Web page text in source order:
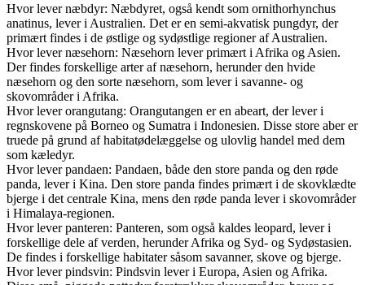
Hvor lever næbdyr: Næbdyret, også kendt som ornithorhynchus
anatinus, lever i Australien. Det er en semi-akvatisk pungdyr, der
primært findes i de østlige og sydøstlige regioner af Australien.
Hvor lever næsehorn: Næsehorn lever primært i Afrika og Asien.
Der findes forskellige arter af næsehorn, herunder den hvide
næsehorn og den sorte næsehorn, som lever i savanne- og
skovområder i Afrika.
Hvor lever orangutang: Orangutangen er en abeart, der lever i
regnskovene på Borneo og Sumatra i Indonesien. Disse store aber er
truede på grund af habitatødelæggelse og ulovlig handel med dem
som kæledyr.
Hvor lever pandaen: Pandaen, både den store panda og den røde
panda, lever i Kina. Den store panda findes primært i de skovklædte
bjerge i det centrale Kina, mens den røde panda lever i skovområder
i Himalaya-regionen.
Hvor lever panteren: Panteren, som også kaldes leopard, lever i
forskellige dele af verden, herunder Afrika og Syd- og Sydøstasien.
De findes i forskellige habitater såsom savanner, skove og bjerge.
Hvor lever pindsvin: Pindsvin lever i Europa, Asien og Afrika.